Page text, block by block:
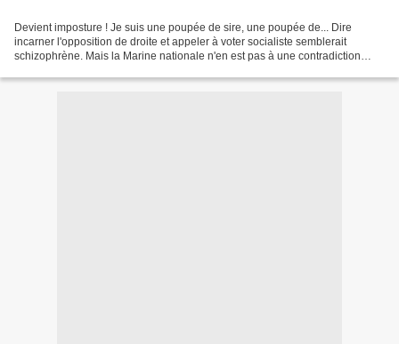
Devient imposture ! Je suis une poupée de sire, une poupée de... Dire
incarner l'opposition de droite et appeler à voter socialiste semblerait
schizophrène. Mais la Marine nationale n'en est pas à une contradiction